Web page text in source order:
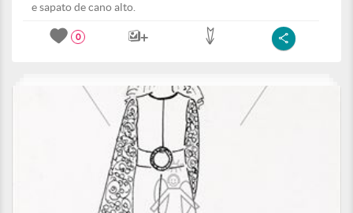
e sapato de cano alto.
0